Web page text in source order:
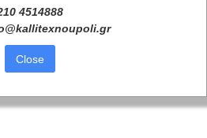
4514888
@kallitexnoupoli.gr
Close